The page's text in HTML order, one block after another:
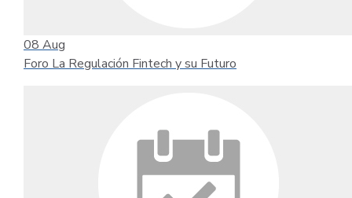
08 Aug
Foro La Regulación Fintech y su Futuro